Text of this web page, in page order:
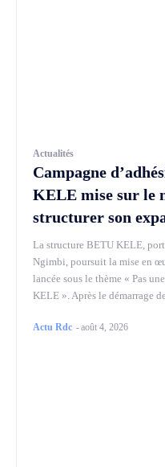
Actualités
Campagne
KELE mise sur le
structurer son
La structure BETU KELE,
Ngimbi, poursuit la mise en
lancée sous le thème « Pas
KELE ». Après le démarrage
Actu Rdc -août 4, 2026